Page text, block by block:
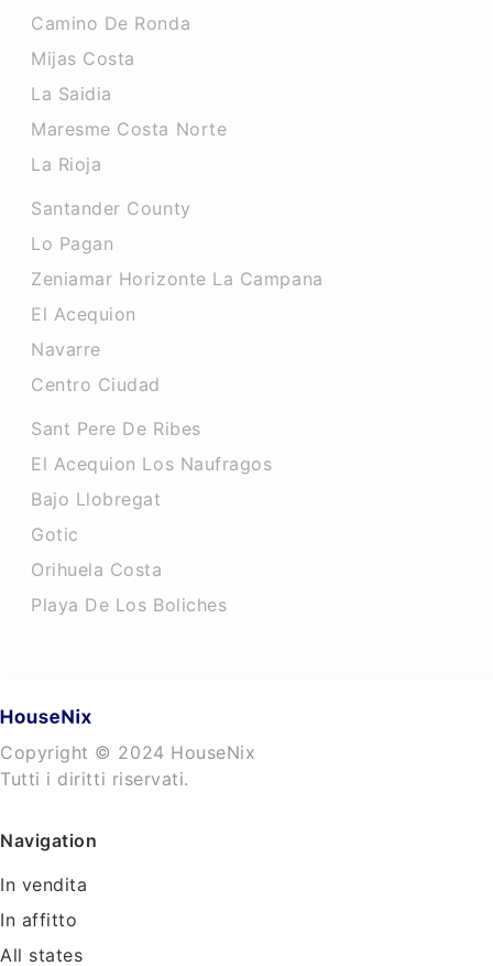
Camino De Ronda
Mijas Costa
La Saidia
Maresme Costa Norte
La Rioja
Santander County
Lo Pagan
Zeniamar Horizonte La Campana
El Acequion
Navarre
Centro Ciudad
Sant Pere De Ribes
El Acequion Los Naufragos
Bajo Llobregat
Gotic
Orihuela Costa
Playa De Los Boliches
Copyright © 2024 HouseNix
Tutti i diritti riservati.
Navigation
In vendita
In affitto
All states